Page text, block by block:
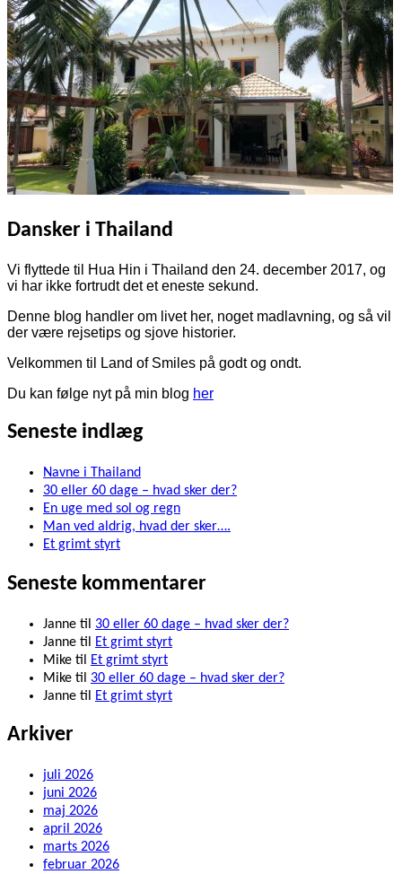
Dansker i Thailand
Vi flyttede til Hua Hin i Thailand den 24. december 2017, og
vi har ikke fortrudt det et eneste sekund.
Denne blog handler om livet her, noget madlavning, og så vil
der være rejsetips og sjove historier.
Velkommen til Land of Smiles på godt og ondt.
Du kan følge nyt på min blog her
Seneste indlæg
Navne i Thailand
30 eller 60 dage – hvad sker der?
En uge med sol og regn
Man ved aldrig, hvad der sker….
Et grimt styrt
Seneste kommentarer
Janne til 30 eller 60 dage – hvad sker der?
Janne til
Et grimt styrt
Mike til
Et grimt styrt
Mike til 30 eller 60 dage – hvad sker der?
Janne til Et grimt styrt
Arkiver
juli 2026
juni 2026
maj 2026
april 2026
marts 2026
februar 2026